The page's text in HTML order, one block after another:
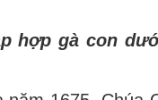
hợp gà con